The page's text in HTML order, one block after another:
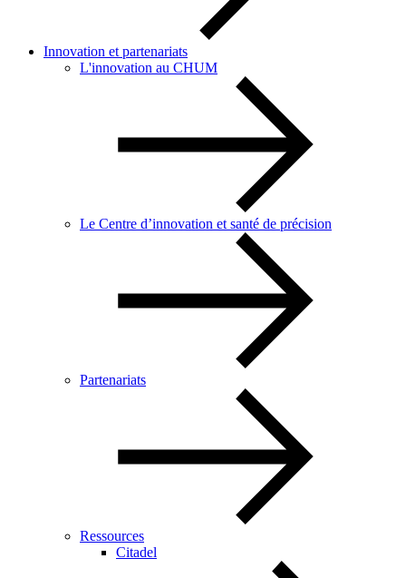
Innovation et partenariats
L'innovation au CHUM
Le Centre d’innovation et santé de précision
Partenariats
Ressources
Citadel